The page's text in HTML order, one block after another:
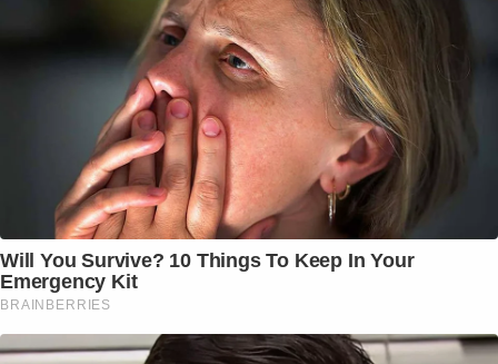
Will You Survive? 10 Things To Keep In Your
Emergency Kit
BRAINBERRIES